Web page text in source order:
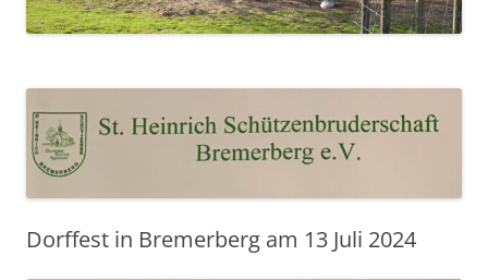
Dorffest in Bremerberg am 13 Juli 2024